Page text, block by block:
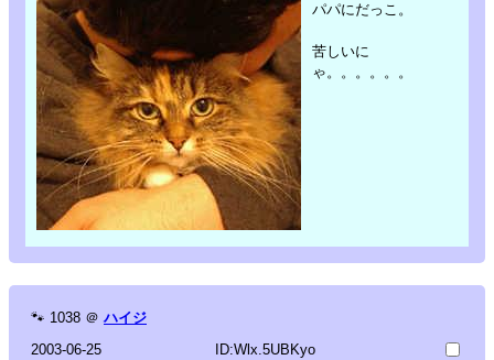
パパにだっこ。
苦しいに
ゃ。。。。。。
🐾 1038 ＠ ハイジ
2003-06-25
ID:Wlx.5UBKyo